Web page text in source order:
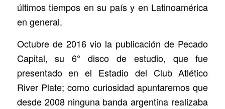
últimos tiempos en su país y en Latinoamérica
en general.
Octubre de 2016 vio la publicación de Pecado
Capital, su 6° disco de estudio, que fue
presentado en el Estadio del Club Atlético
River Plate; como curiosidad apuntaremos que
desde 2008 ninguna banda argentina realizaba